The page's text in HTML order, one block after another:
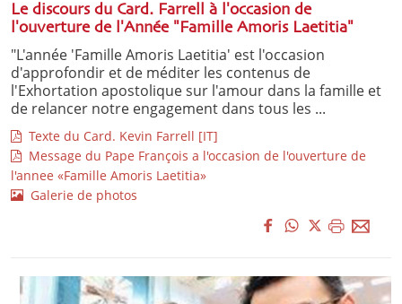
Le discours du Card. Farrell à l'occasion de
l'ouverture de l'Année "Famille Amoris Laetitia"
"L'année 'Famille Amoris Laetitia' est l'occasion
d'approfondir et de méditer les contenus de
l'Exhortation apostolique sur l'amour dans la famille et
de relancer notre engagement dans tous les ...
Texte du Card. Kevin Farrell [IT]
Message du Pape François a l'occasion de l'ouverture de
l'annee «Famille Amoris Laetitia»
Galerie de photos